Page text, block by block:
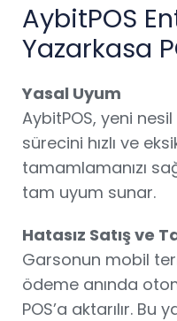
AybitPOS
Yazarkasa
Yasal Uyum
AybitPOS, yeni
sürecini hızlı ve
tamamlamanızı
tam uyum sunar.
Hatasız Satış ve
Garsonun mobil
ödeme anında
POS’a aktarılır.